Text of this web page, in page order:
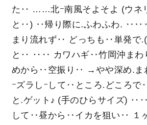
た‥ ……北ｰ南風そよそよ (ウネ
と‥) ‥帰り際に.ふわふわ.
まり流れず‥ どっちも‥単発で
と‥ ‥‥ カワハギ‥竹岡沖まわ
めから‥空振り‥ →やや深め.ま
ｰズラしｰして‥ところ.どころで
と.ゲット♪ (手のひらサイズ)
して‥昼から‥イカを狙い‥ １